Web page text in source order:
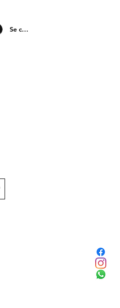
Se connecter